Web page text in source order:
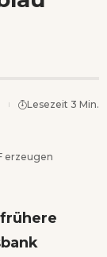
erzeugen
Lesezeit 3 Min.
frühere